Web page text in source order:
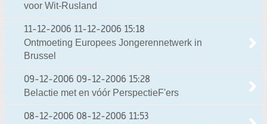
voor Wit-Rusland
11-12-2006 11-12-2006 15:18
Ontmoeting Europees Jongerennetwerk in
Brussel
09-12-2006 09-12-2006 15:28
Belactie met en vóór PerspectieF'ers
08-12-2006 08-12-2006 11:53